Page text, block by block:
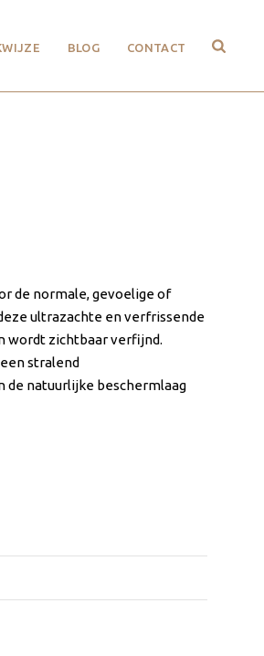
BLOG CONTACT
de normale, gevoelige of
ultrazachte en verfrissende
wordt zichtbaar verfijnd.
stralend
de natuurlijke beschermlaag